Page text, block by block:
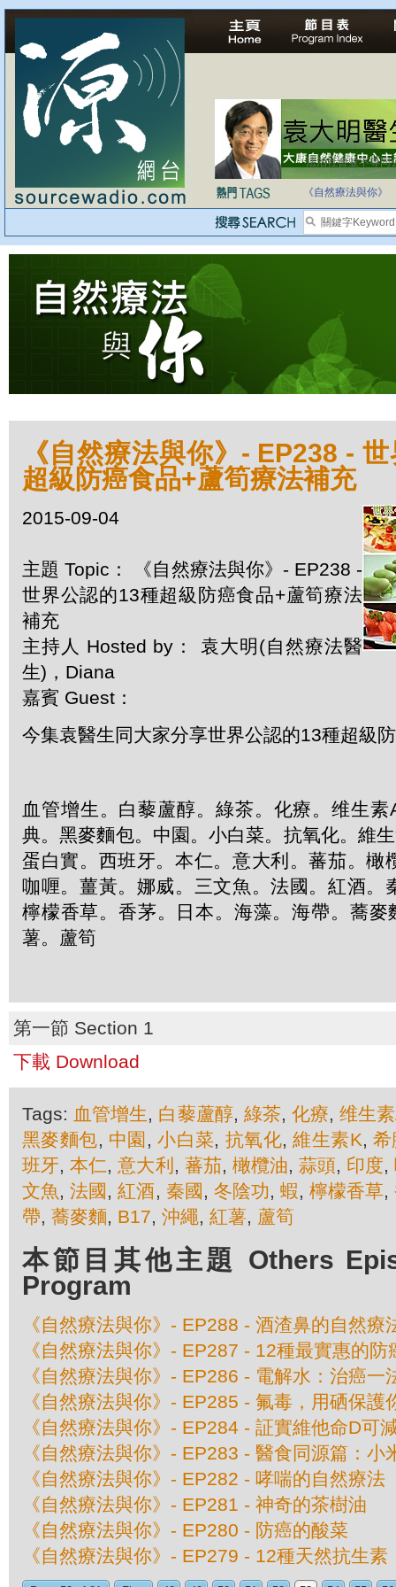
法治社會並不等同
《自然療法與你》
《自然療法與你》- EP238 -
超級防癌食品+蘆筍療法補充
2015-09-04
主題 Topic： 《自然療法與你》- EP238 -
世界公認的13種超級防癌食品+蘆筍療法
補充
主持人 Hosted by： 袁大明(自然療法醫
生)，Diana
嘉賓 Guest：
今集袁醫生同大家分享世界公認的13種超級
血管增生。白藜蘆醇。綠茶。化療。维生
典。黑麥麵包。中園。小白菜。抗氧化。維
蛋白實。西班牙。本仁。意大利。蕃茄。橄
咖喱。薑黃。娜威。三文魚。法國。紅酒。
檸檬香草。香茅。日本。海藻。海帶。蕎麥
薯。蘆筍
第一節 Section 1
下載 Download
Tags: 血管增生, 白藜蘆醇, 綠茶,化療,维生
黑麥麵包, 中園 ,小白菜, 抗氧化,維生素K,希
班牙,本仁,意大利 , 蕃茄, 橄欖油,蒜頭, 印度,
文魚,法國 ,紅酒, 秦國 , 冬陰功, 蝦,檸檬香草,
帶, 蕎麥麵, B17, 沖繩, 紅薯, 蘆筍
本節目其他主題 Others
Program
《自然療法與你》- EP288 - 酒渣鼻的自然療
《自然療法與你》- EP287 - 12種最實惠的防
《自然療法與你》- EP286 - 電解水：治癌一
《自然療法與你》- EP285 - 氟毒，用硒保護
《自然療法與你》- EP284 - 証實維他命D可
《自然療法與你》- EP283 - 醫食同源篇：小
《自然療法與你》- EP282 - 哮喘的自然療法
《自然療法與你》- EP281 - 神奇的茶樹油
《自然療法與你》- EP280 - 防癌的酸菜
《自然療法與你》- EP279 - 12種天然抗生素